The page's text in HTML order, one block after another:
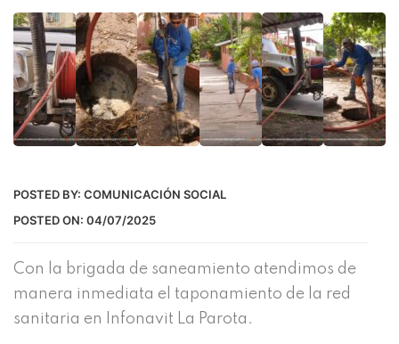
POSTED BY: COMUNICACIÓN SOCIAL
POSTED ON: 04/07/2025
Con la brigada de saneamiento atendimos de
manera inmediata el taponamiento de la red
sanitaria en Infonavit La Parota.